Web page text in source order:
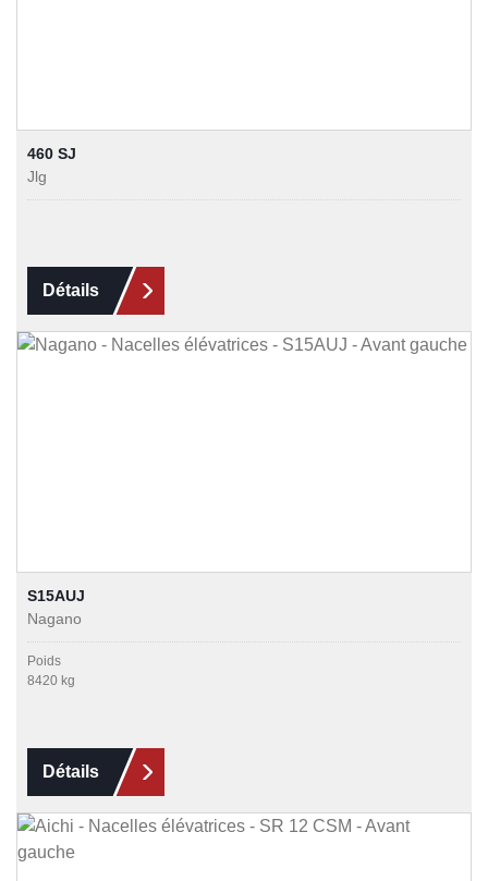
460 SJ
Jlg
Détails
S15AUJ
Nagano
Poids
8420 kg
Détails